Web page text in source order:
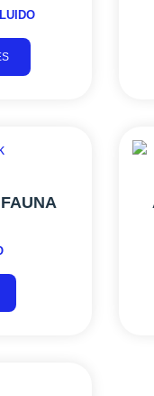
se
pueden